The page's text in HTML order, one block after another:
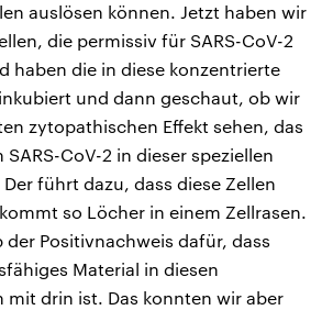
auslösen können. Jetzt haben wir
die permissiv für SARS-CoV-2
haben die in diese konzentrierte
und dann geschaut, ob wir
zytopathischen Effekt sehen, das
SARS-CoV-2 in dieser speziellen
führt dazu, dass diese Zellen
so Löcher in einem Zellrasen.
der Positivnachweis dafür, dass
Material in diesen
mit drin ist. Das konnten wir aber